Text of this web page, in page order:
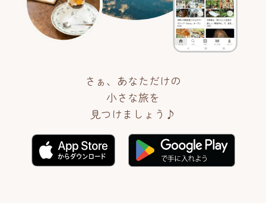
さぁ、あなただけの
小さな旅を
見つけましょう♪